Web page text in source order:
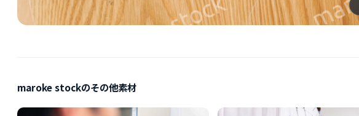
maroke stockのその他素材